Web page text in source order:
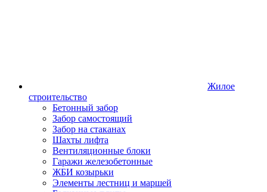
Жилое
строительство
Бетонный забор
Забор самостоящий
Забор на стаканах
Шахты лифта
Вентиляционные блоки
Гаражи железобетонные
ЖБИ козырьки
Элементы лестниц и маршей